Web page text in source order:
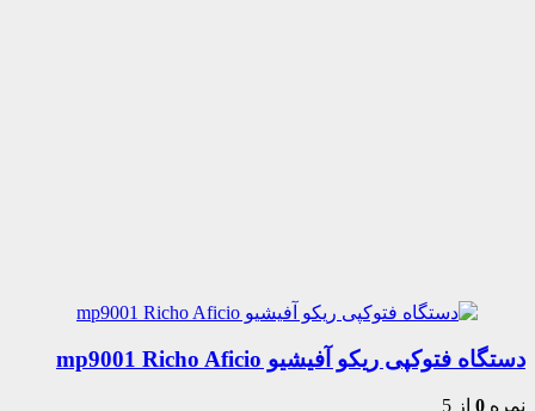
دستگاه فتوکپی ریکو آفیشیو mp9001 Richo Aficio
نمره 0 از 5